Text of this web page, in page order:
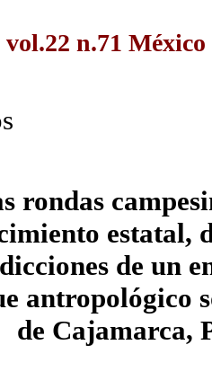
n.71 México
rondas
estatal,
de un
antropológico
de Cajamarca,